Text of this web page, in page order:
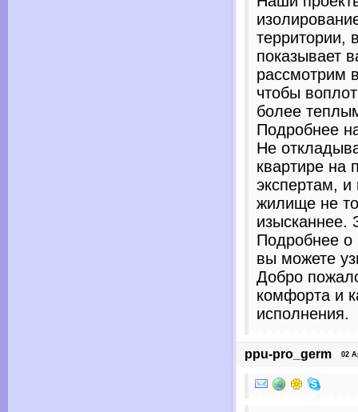
территории,
показывает
рассмотрим
чтобы
более
Подробнее
Не
квартире на
экспертам,
жилище не
изысканнее.
Подробнее
вы можете
Добро
комфорта и
исполнения.
ppu-pro_germ 02